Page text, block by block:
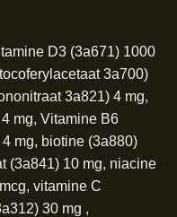
D3 (3a671) 1000
3a700)
3a821) 4 mg,
mg, Vitamine B6
mg, biotine (3a880)
(3a841) 10 mg, niacine
vitamine C
30 mg ,